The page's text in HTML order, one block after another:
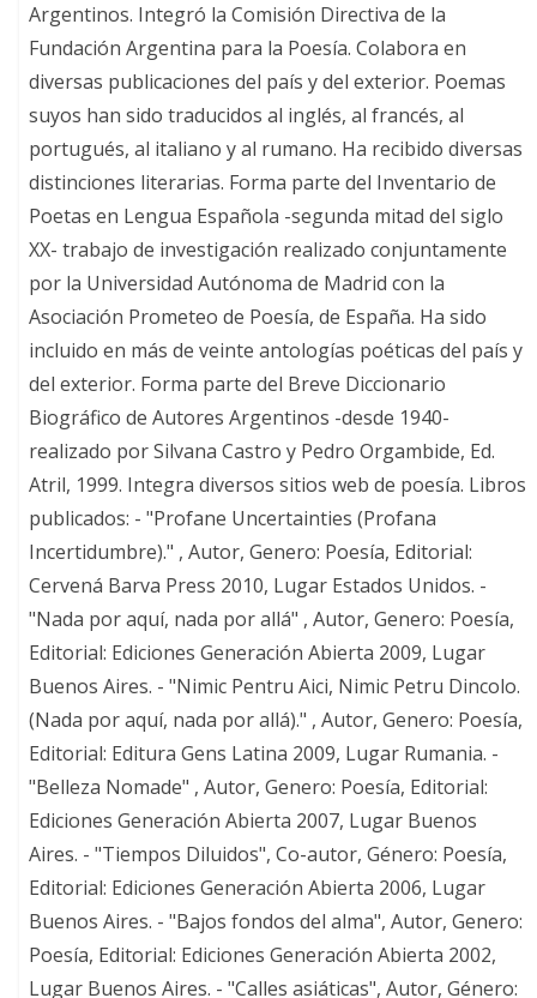
Argentinos. Integró la Comisión Directiva de la
Fundación Argentina para la Poesía. Colabora en
diversas publicaciones del país y del exterior. Poemas
suyos han sido traducidos al inglés, al francés, al
portugués, al italiano y al rumano. Ha recibido diversas
distinciones literarias. Forma parte del Inventario de
Poetas en Lengua Española -segunda mitad del siglo
XX- trabajo de investigación realizado conjuntamente
por la Universidad Autónoma de Madrid con la
Asociación Prometeo de Poesía, de España. Ha sido
incluido en más de veinte antologías poéticas del país y
del exterior. Forma parte del Breve Diccionario
Biográfico de Autores Argentinos -desde 1940-
realizado por Silvana Castro y Pedro Orgambide, Ed.
Atril, 1999. Integra diversos sitios web de poesía. Libros
publicados: - "Profane Uncertainties (Profana
Incertidumbre)." , Autor, Genero: Poesía, Editorial:
Cervená Barva Press 2010, Lugar Estados Unidos. -
"Nada por aquí, nada por allá" , Autor, Genero: Poesía,
Editorial: Ediciones Generación Abierta 2009, Lugar
Buenos Aires. - "Nimic Pentru Aici, Nimic Petru Dincolo.
(Nada por aquí, nada por allá)." , Autor, Genero: Poesía,
Editorial: Editura Gens Latina 2009, Lugar Rumania. -
"Belleza Nomade" , Autor, Genero: Poesía, Editorial:
Ediciones Generación Abierta 2007, Lugar Buenos
Aires. - "Tiempos Diluidos", Co-autor, Género: Poesía,
Editorial: Ediciones Generación Abierta 2006, Lugar
Buenos Aires. - "Bajos fondos del alma", Autor, Genero:
Poesía, Editorial: Ediciones Generación Abierta 2002,
Lugar Buenos Aires. - "Calles asiáticas", Autor, Género: